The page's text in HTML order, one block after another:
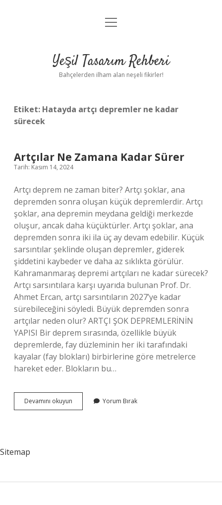
Anasayfa
Yasal Uyarı
menüyü
Yeşil Tasarım Rehberi
Bahçelerden ilham alan neşeli fikirler!
Etiket: Hatayda artçı depremler ne kadar
sürecek
Artçılar Ne Zamana Kadar Sürer
Tarih: Kasım 14, 2024
Artçı deprem ne zaman biter? Artçı şoklar, ana
depremden sonra oluşan küçük depremlerdir. Artçı
şoklar, ana depremin meydana geldiği merkezde
oluşur, ancak daha küçüktürler. Artçı şoklar, ana
depremden sonra iki ila üç ay devam edebilir. Küçük
sarsıntılar şeklinde oluşan depremler, giderek
şiddetini kaybeder ve daha az sıklıkta görülür.
Kahramanmaraş depremi artçıları ne kadar sürecek?
Artçı sarsıntılara karşı uyarıda bulunan Prof. Dr.
Ahmet Ercan, artçı sarsıntıların 2027’ye kadar
sürebileceğini söyledi. Büyük depremden sonra
artçılar neden olur? ARTÇI ŞOK DEPREMLERİNİN
YAPISI Bir deprem sırasında, özellikle büyük
depremlerde, fay düzleminin her iki tarafındaki
kayalar (fay blokları) birbirlerine göre metrelerce
hareket eder. Blokların bu…
Devamını okuyun
Ne
Yorum Bırak
Sitemap